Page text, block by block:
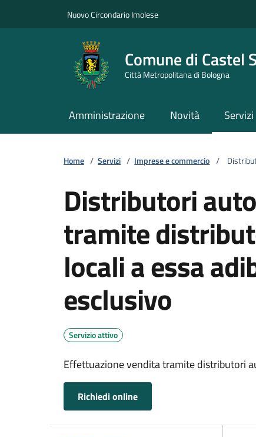
Nuovo Circondario Imolese
Comune di Castel
Città Metropolitana di Bologna
Amministrazione Novità Servizi
Home / Servizi / Imprese e commercio /
Distributori
tramite
locali a essa
esclusivo
Servizio attivo
Effettuazione vendita tramite distributori
Richiedi online